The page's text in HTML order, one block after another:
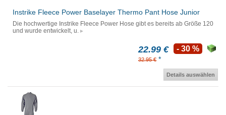
Instrike Fleece Power Baselayer Thermo Pant Hose Junior
Die hochwertige Instrike Fleece Power Hose gibt es bereits ab Größe 120
und wurde entwickelt, u.
22.99 €
32.95 € *
- 30 %
Details auswählen